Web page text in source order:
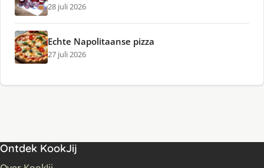
28 juli 2026
Echte Napolitaanse pizza
27 juli 2026
Ontdek KookJij